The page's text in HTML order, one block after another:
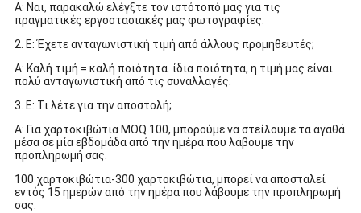
Α: Ναι, παρακαλώ ελέγξτε τον ιστότοπό μας για τις
πραγματικές εργοστασιακές μας φωτογραφίες.
2. Ε: Έχετε ανταγωνιστική τιμή από άλλους προμηθευτές;
Α: Καλή τιμή = καλή ποιότητα. ίδια ποιότητα, η τιμή μας είναι
πολύ ανταγωνιστική από τις συναλλαγές.
3. Ε: Τι λέτε για την αποστολή;
Α: Για χαρτοκιβώτια MOQ 100, μπορούμε να στείλουμε τα αγαθά
μέσα σε μία εβδομάδα από την ημέρα που λάβουμε την
προπληρωμή σας.
100 χαρτοκιβώτια-300 χαρτοκιβώτια, μπορεί να αποσταλεί
εντός 15 ημερών από την ημέρα που λάβουμε την προπληρωμή
σας.